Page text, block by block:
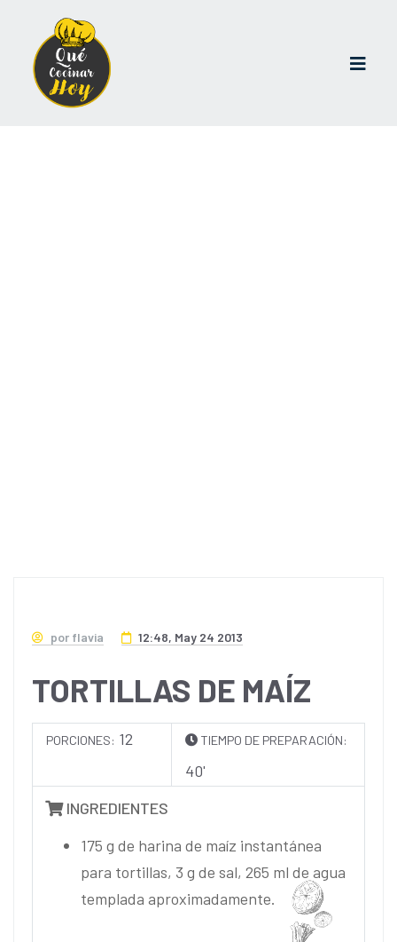
por flavia 12:48, May 24 2013
TORTILLAS DE MAÍZ
PORCIONES: 12 TIEMPO DE PREPARACIÓN:
40'
INGREDIENTES
175 g de harina de maíz instantánea
para tortillas, 3 g de sal, 265 ml de agua
templada aproximadamente.